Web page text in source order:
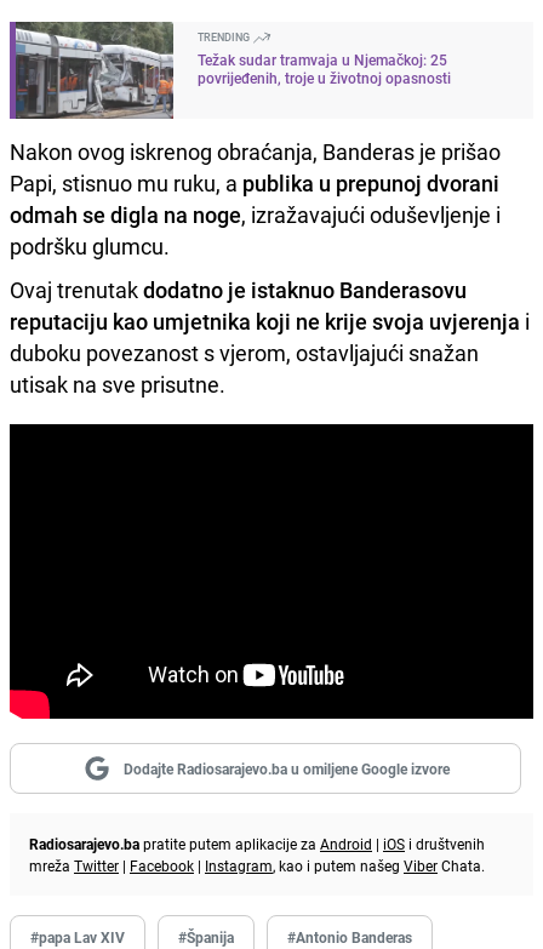
TRENDING
Težak sudar tramvaja u Njemačkoj: 25
povrijeđenih, troje u životnoj opasnosti
Nakon ovog iskrenog obraćanja, Banderas je prišao
Papi, stisnuo mu ruku, a publika u prepunoj dvorani
odmah se digla na noge, izražavajući oduševljenje i
podršku glumcu.
Ovaj trenutakdodatno je istaknuo Banderasovu
reputaciju kao umjetnika koji ne krije svoja uvjerenja i
duboku povezanost s vjerom, ostavljajući snažan
utisak na sve prisutne.
Dodajte Radiosarajevo.ba u omiljene Google izvore
Radiosarajevo.bapratite putem aplikacije za Android | iOS i društvenih
mreža Twitter | Facebook | Instagram, kao i putem našeg ViberChata.
#papa Lav XIV #Španija #Antonio Banderas